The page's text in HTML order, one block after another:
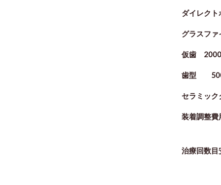
ダイレク
グラスフ
仮歯 2000
歯型
セラミッ
装着調整
治療回数